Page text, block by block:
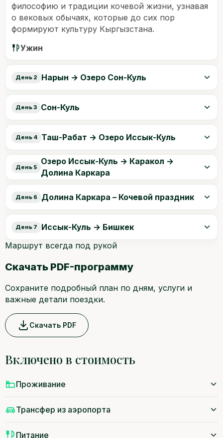
философию и традиции кочевой жизни, узнавая
о вековых обычаях, которые до сих пор
формируют культуру Кыргызстана.
Ужин
День 2 Нарын → Озеро Сон-Куль
День 3 Сон-Куль
День 4 Таш-Рабат → Озеро Иссык-Куль
День 5
Озеро Иссык-Куль → Каракол →
Долина Каркара
День 6 Долина Каркара – Кочевой праздник
День 7
Иссык-Куль → Бишкек
Маршрут всегда под рукой
Скачать PDF-программу
Сохраните подробный план по дням, услуги и
важные детали поездки.
Скачать PDF
Включено в стоимость
Проживание
Трансфер из аэропорта
Питание